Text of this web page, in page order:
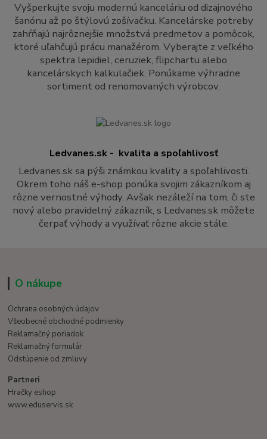
Vyšperkujte svoju modernú kanceláriu od dizajnového
šanónu až po štýlovú zošívačku. Kancelárske potreby
zahŕňajú najrôznejšie množstvá predmetov a pomôcok,
ktoré uľahčujú prácu manažérom. Vyberajte z veľkého
spektra lepidiel, ceruziek, flipchartu alebo
kancelárskych kalkulačiek. Ponúkame výhradne
sortiment od renomovaných výrobcov.
Ledvanes.sk - kvalita a spoľahlivosť
Ledvanes.sk sa pýši známkou kvality a spoľahlivosti.
Okrem toho náš e-shop ponúka svojim zákazníkom aj
rôzne vernostné výhody. Avšak nezáleží na tom, či ste
nový alebo pravidelný zákazník, s Ledvanes.sk môžete
čerpať výhody a využívať rôzne akcie stále.
O nákupe
Ochrana osobných údajov
Všeobecné obchodné podmienky
Reklamačný poriadok
Reklamačný formulár
Odstúpenie od zmluvy
Partneri
Hračky eshop
www.eduservis.sk